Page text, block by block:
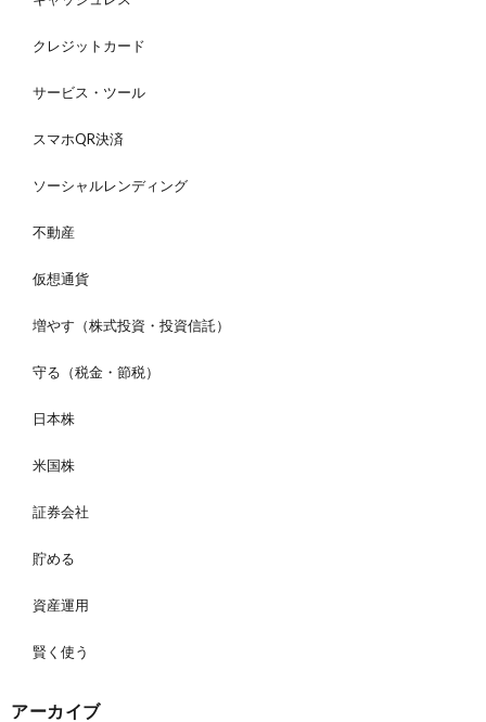
クレジットカード
サービス・ツール
スマホQR決済
ソーシャルレンディング
不動産
仮想通貨
増やす（株式投資・投資信託）
守る（税金・節税）
日本株
米国株
証券会社
貯める
資産運用
賢く使う
アーカイブ